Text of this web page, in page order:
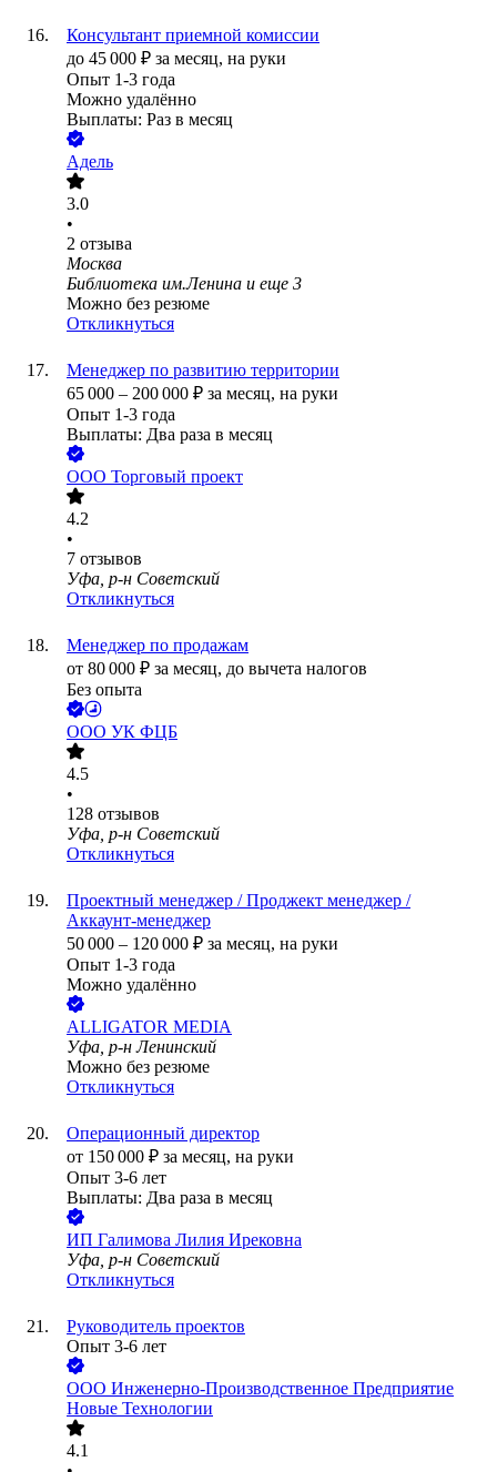
Консультант приемной комиссии
до 45 000 ₽ за месяц, на руки
Опыт 1-3 года
Можно удалённо
Выплаты: Раз в месяц
Адель
3.0
•
2 отзыва
Москва
Библиотека им.Ленина и еще 3
Можно без резюме
Откликнуться
Менеджер по развитию территории
65 000 – 200 000 ₽ за месяц, на руки
Опыт 1-3 года
Выплаты: Два раза в месяц
ООО Торговый проект
4.2
•
7 отзывов
Уфа, р-н Советский
Откликнуться
Менеджер по продажам
от 80 000 ₽ за месяц, до вычета налогов
Без опыта
ООО УК ФЦБ
4.5
•
128 отзывов
Уфа, р-н Советский
Откликнуться
Проектный менеджер / Проджект менеджер /
Аккаунт-менеджер
50 000 – 120 000 ₽ за месяц, на руки
Опыт 1-3 года
Можно удалённо
ALLIGATOR MEDIA
Уфа, р-н Ленинский
Можно без резюме
Откликнуться
Операционный директор
от 150 000 ₽ за месяц, на руки
Опыт 3-6 лет
Выплаты: Два раза в месяц
ИП Галимова Лилия Ирековна
Уфа, р-н Советский
Откликнуться
Руководитель проектов
Опыт 3-6 лет
ООО Инженерно-Производственное Предприятие
Новые Технологии
4.1